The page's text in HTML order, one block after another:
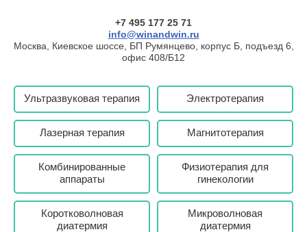
+7 495 177 25 71
info@winandwin.ru
Москва, Киевское шоссе, БП Румянцево, корпус Б, подъезд 6,
офис 408/Б12
Ультразвуковая терапия Электротерапия
Лазерная терапия Магнитотерапия
Комбинированные
аппараты
Физиотерапия для
гинекологии
Коротковолновая
диатермия
Микроволновая
диатермия